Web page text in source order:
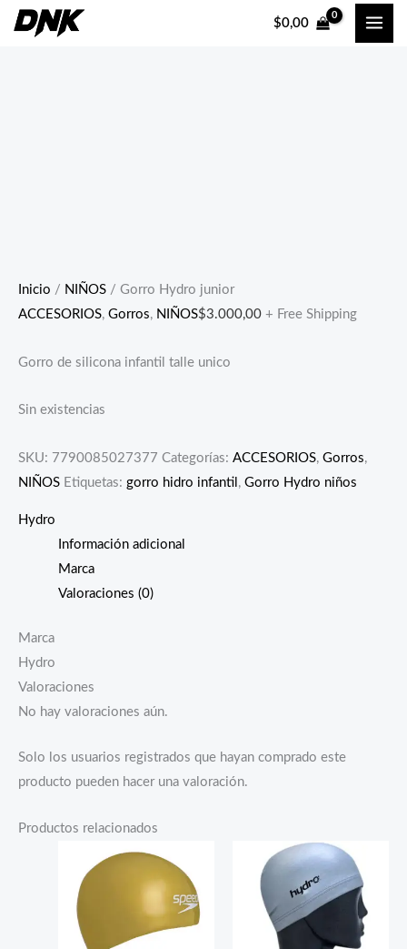
$0,00
Inicio / NIÑOS / Gorro Hydro junior
ACCESORIOS, Gorros, NIÑOS$3.000,00 + Free Shipping
Gorro de silicona infantil talle unico
Sin existencias
SKU: 7790085027377 Categorías: ACCESORIOS, Gorros,
NIÑOS Etiquetas: gorro hidro infantil , Gorro Hydro niños
Hydro
Información adicional
Marca
Valoraciones (0)
Marca
Hydro
Valoraciones
No hay valoraciones aún.
Solo los usuarios registrados que hayan comprado este
producto pueden hacer una valoración.
Productos relacionados